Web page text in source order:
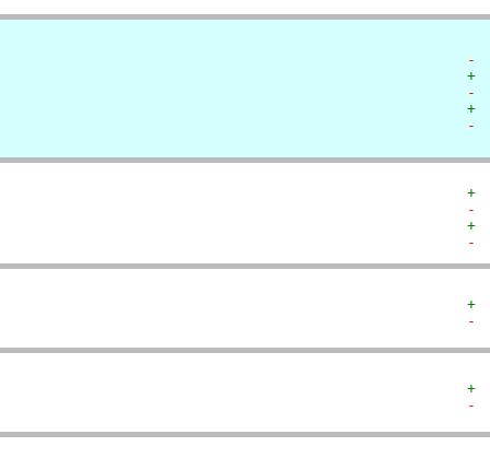
-
+
-
+
-
+
-
+
-
+
-
+
-